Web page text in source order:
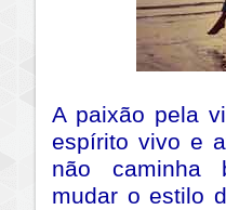
A paixão pela
espírito vivo e
não caminha
mudar o estilo